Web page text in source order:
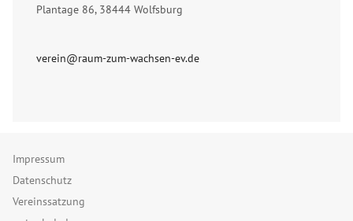
Plantage 86, 38444 Wolfsburg
verein@raum-zum-wachsen-ev.de
Impressum
Datenschutz
Vereinssatzung